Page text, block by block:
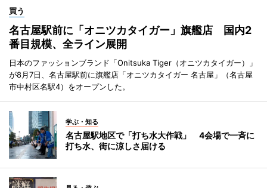
買う
名古屋駅前に「オニツカタイガー」旗艦店 国内2
番目規模、全ライン展開
日本のファッションブランド「Onitsuka Tiger（オニツカタイガー）」
が8月7日、名古屋駅前に旗艦店「オニツカタイガー 名古屋」（名古屋
市中村区名駅4）をオープンした。
学ぶ・知る
名古屋駅地区で「打ち水大作戦」 4会場で一斉に
打ち水、街に涼しさ届ける